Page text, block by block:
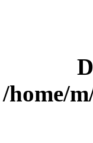
/home/